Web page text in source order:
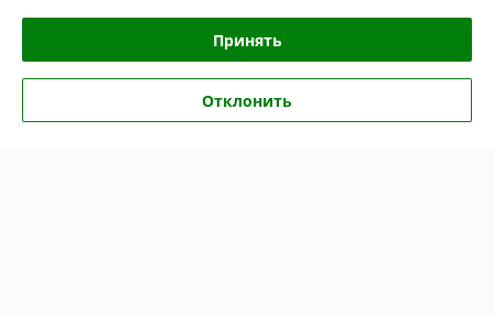
Политика обработки cookies
Принять
Отклонить